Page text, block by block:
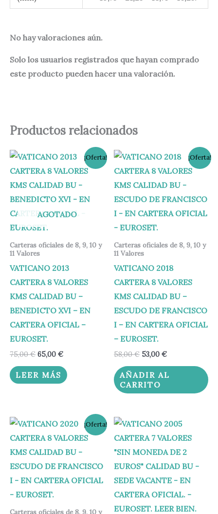
No hay valoraciones aún.
Solo los usuarios registrados que hayan comprado
este producto pueden hacer una valoración.
Productos relacionados
¡Oferta!
AGOTADO
Carteras oficiales de 8, 9, 10 y
11 Valores
VATICANO 2013
CARTERA 8 VALORES
KMS CALIDAD BU –
BENEDICTO XVI – EN
CARTERA OFICIAL –
EUROSET.
75,00€
El
precio
original
era:
75,00 €.
65,00 €
El
precio
actual
es:
65,00 €.
LEER MÁS
¡Oferta!
Carteras oficiales de 8, 9, 10 y
11 Valores
VATICANO 2018
CARTERA 8 VALORES
KMS CALIDAD BU –
ESCUDO DE FRANCISCO
I – EN CARTERA OFICIAL
– EUROSET.
58,00€
El
precio
original
era:
58,00 €.
53,00 €
El
precio
actual
es:
53,00 €.
AÑADIR AL
CARRITO
¡Oferta!
Carteras oficiales de 8, 9, 10 y
El
precio
original
era:
65,00 €.
El
precio
actual
es:
55,00 €.